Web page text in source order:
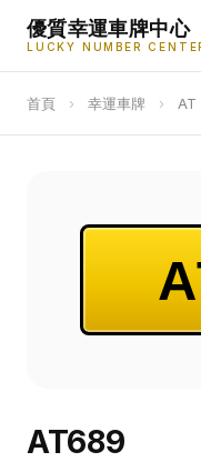
優質幸運車牌中心
LUCKY NUMBER
首頁 › 幸運車牌 › AT
AT689